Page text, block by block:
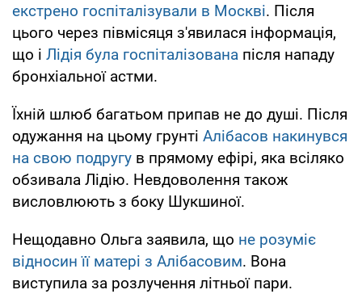
екстрено госпіталізували в Москві. Після
цього через півмісяця з'явилася інформація,
що і Лідія була госпіталізована після нападу
бронхіальної астми.
Їхній шлюб багатьом припав не до душі. Після
одужання на цьому грунті Алібасов накинувся
на свою подругу в прямому ефірі, яка всіляко
обзивала Лідію. Невдоволення також
висловлюють з боку Шукшиної.
Нещодавно Ольга заявила, що не розуміє
відносин її матері з Алібасовим. Вона
виступила за розлучення літньої пари.